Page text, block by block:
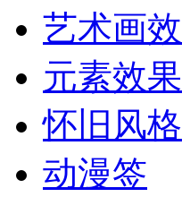
艺术画效
元素效果
怀旧风格
动漫签